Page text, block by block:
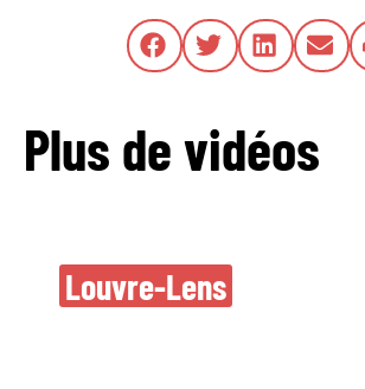
Plus de vidéos
Nouvelles oeuvres
Louvre-Lens